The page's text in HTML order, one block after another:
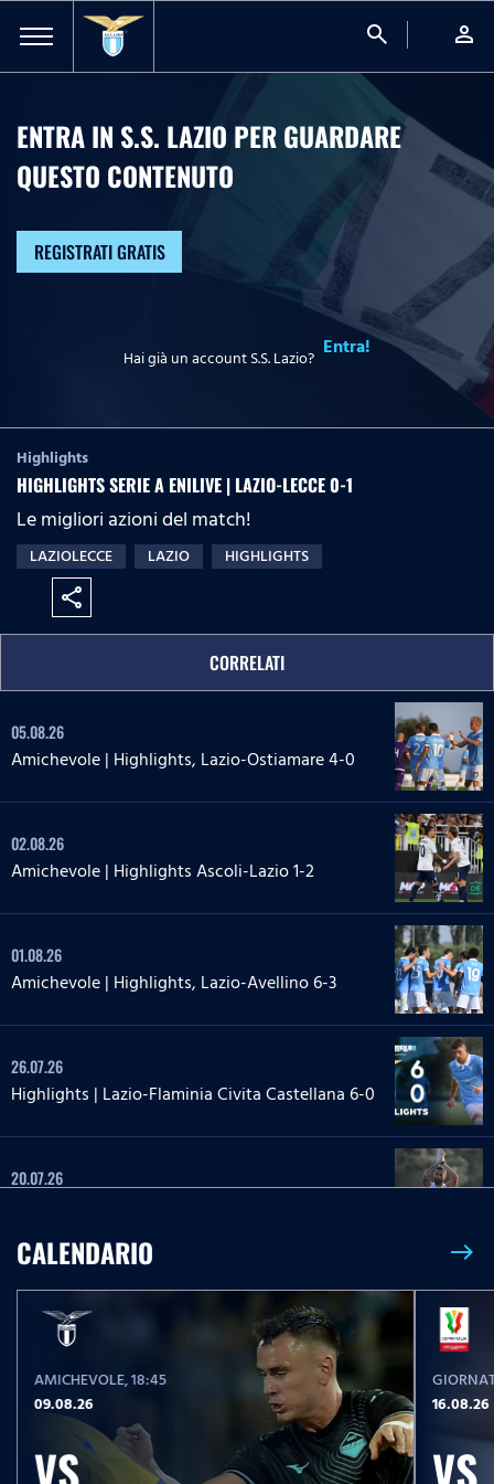
search person
ENTRA IN S.S. LAZIO PER GUARDARE
QUESTO CONTENUTO
REGISTRATI GRATIS
Hai già un account S.S. Lazio? Entra!
Highlights
HIGHLIGHTS SERIE A ENILIVE | LAZIO-LECCE 0-1
Le migliori azioni del match!
LAZIOLECCE LAZIO HIGHLIGHTS
share
CORRELATI
05.08.26
Amichevole | Highlights, Lazio-Ostiamare 4-0
02.08.26
Amichevole | Highlights Ascoli-Lazio 1-2
01.08.26
Amichevole | Highlights, Lazio-Avellino 6-3
26.07.26
Highlights | Lazio-Flaminia Civita Castellana 6-0
20.07.26
24.05.26
Highlights Serie A Enilive | Lazio-Pisa 2-1
17.05.26
Highlights Serie A Women Athora | Fiorentina-
Lazio Women 2-1
CALENDARIO east
AMICHEVOLE, 18:45
09.08.26
VS
16.08.26
VS